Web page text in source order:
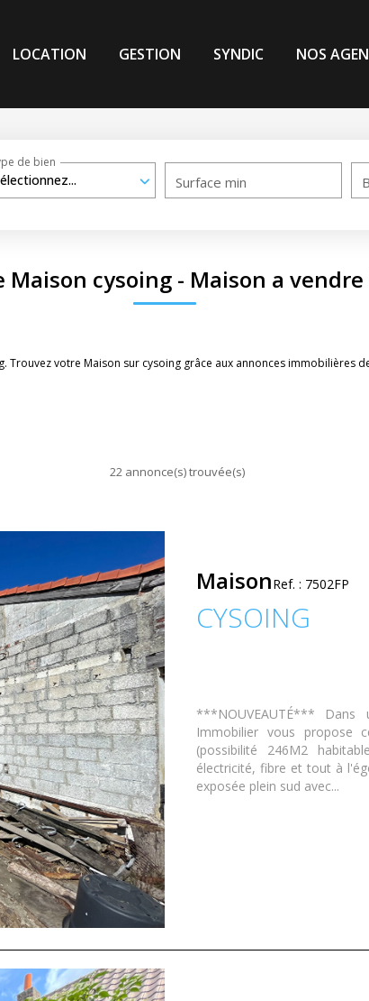
LOCATION GESTION SYNDIC NOS
de bien
Surface min
Maison cysoing - Maison a
votre Maison sur cysoing grâce aux annonces immobilières
22 annonce(s) trouvée(s)
MaisonRef. : 7502FP
CYSOING
***NOUVEAUTÉ*** Dans
Immobilier vous propose
(possibilité 246M2
électricité, fibre et tout à
exposée plein sud avec...